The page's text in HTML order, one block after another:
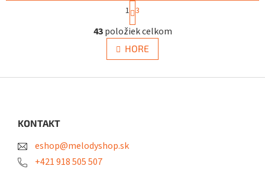
O
v
l
á
a
S
t
r
á
n
k
v
1 3
43položiek celkom
HORE
KONTAKT
eshop@melodyshop.sk
+421 918 505 507